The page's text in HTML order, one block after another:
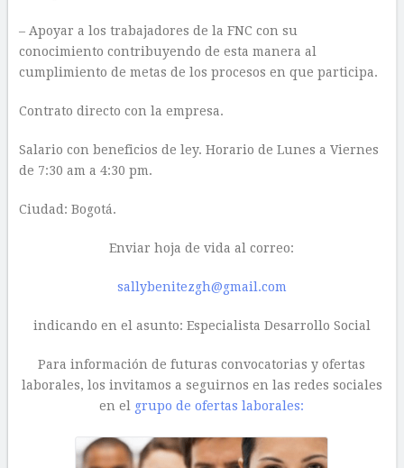
– Apoyar a los trabajadores de la FNC con su
conocimiento contribuyendo de esta manera al
cumplimiento de metas de los procesos en que participa.
Contrato directo con la empresa.
Salario con beneficios de ley. Horario de Lunes a Viernes
de 7:30 am a 4:30 pm.
Ciudad: Bogotá.
Enviar hoja de vida al correo:
sallybenitezgh@gmail.com
indicando en el asunto: Especialista Desarrollo Social
Para información de futuras convocatorias y ofertas
laborales, los invitamos a seguirnos en las redes sociales
en el grupo de ofertas laborales: